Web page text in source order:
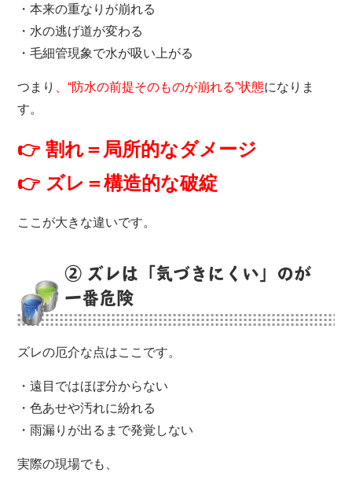
・本来の重なりが崩れる
・水の逃げ道が変わる
・毛細管現象で水が吸い上がる
つまり 、“防水の前提そのものが崩れる”状態になりま
す。
👉 割れ＝局所的なダメージ
👉 ズレ＝構造的な破綻
ここが大きな違いです。
② ズレは「気づきにくい」のが
一番危険
ズレの厄介な点はここです。
・遠目ではほぼ分からない
・色あせや汚れに紛れる
・雨漏りが出るまで発覚しない
実際の現場でも、